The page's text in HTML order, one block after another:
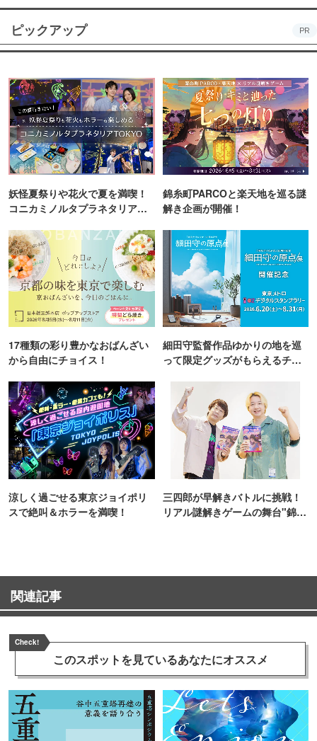
ピックアップ PR
妖怪夏祭りや花火で夏を満喫！
コニカミノルタプラネタリア
錦糸町PARCOと楽天地を巡る謎
解き企画が開催！
17種類の彩り豊かなおばんざい
から自由にチョイス！
細田守監督作品ゆかりの地を巡
って限定グッズがもらえるチャ
涼しく過ごせる東京ジョイポリ
スで絶叫＆ホラーを満喫！
三四郎が早解きバトルに挑戦！
リアル謎解きゲームの舞台"錦糸
関連記事
Check!
このスポットを見ているあなたにオススメ